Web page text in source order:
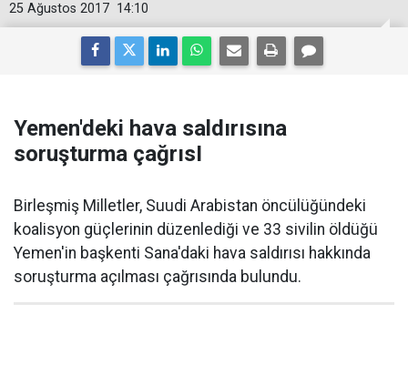
14:10
25 Ağustos 2017
Yemen'deki hava saldırısına
soruşturma çağrısI
Birleşmiş Milletler, Suudi Arabistan öncülüğündeki
koalisyon güçlerinin düzenlediği ve 33 sivilin öldüğü
Yemen'in başkenti Sana'daki hava saldırısı hakkında
soruşturma açılması çağrısında bulundu.